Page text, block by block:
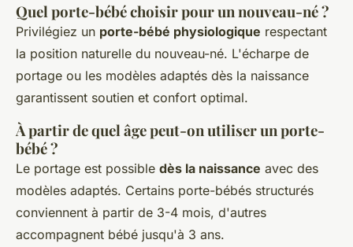
Quel porte-bébé choisir pour un nouveau-né ?
Privilégiez un porte-bébé physiologique respectant
la position naturelle du nouveau-né. L'écharpe de
portage ou les modèles adaptés dès la naissance
garantissent soutien et confort optimal.
À partir de quel âge peut-on utiliser un porte-
bébé ?
Le portage est possible dès la naissance avec des
modèles adaptés. Certains porte-bébés structurés
conviennent à partir de 3-4 mois, d'autres
accompagnent bébé jusqu'à 3 ans.